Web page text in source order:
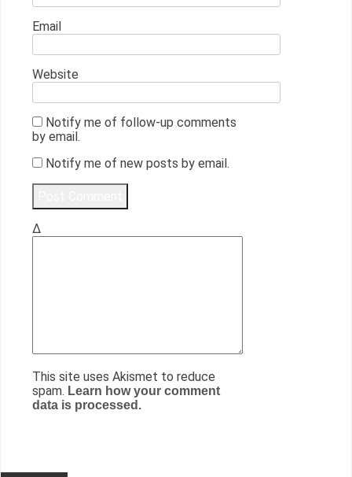
Email
Website
Notify me of follow-up comments
by email.
Notify me of new posts by email.
Δ
This site uses Akismet to reduce
spam. Learn how your comment
data is processed.